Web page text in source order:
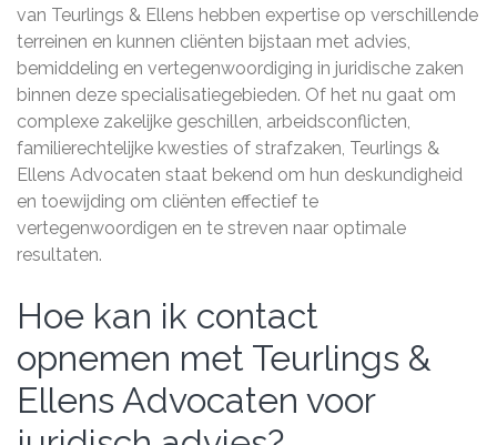
van Teurlings & Ellens hebben expertise op verschillende
terreinen en kunnen cliënten bijstaan met advies,
bemiddeling en vertegenwoordiging in juridische zaken
binnen deze specialisatiegebieden. Of het nu gaat om
complexe zakelijke geschillen, arbeidsconflicten,
familierechtelijke kwesties of strafzaken, Teurlings &
Ellens Advocaten staat bekend om hun deskundigheid
en toewijding om cliënten effectief te
vertegenwoordigen en te streven naar optimale
resultaten.
Hoe kan ik contact
opnemen met Teurlings &
Ellens Advocaten voor